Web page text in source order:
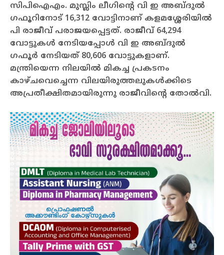
സിപിഐഎം. മുസ്ലിം ലീഗിന്റെ വി ഇ അബ്ദുല്‍
ഗഫൂറിനോട് 16,312 വോട്ടിനാണ് കളമശ്ശേരിയില്‍
പി രാജീവ് പരാജയപ്പെട്ടത്. രാജീവ് 64,294
വോട്ടുകള്‍ നേടിയപ്പോള്‍ വി ഇ അബ്ദുല്‍
ഗഫൂര്‍ നേടിയത് 80,606 വോട്ടുകളാണ്.
മന്ത്രിയെന്ന നിലയില്‍ മികച്ച പ്രകടനം
കാഴ്ചവെച്ചെന്ന വിലയിരുത്തലുകള്‍ക്കിടെ
അപ്രതീക്ഷിതമായിരുന്നു രാജീവിന്റെ തോല്‍വി.